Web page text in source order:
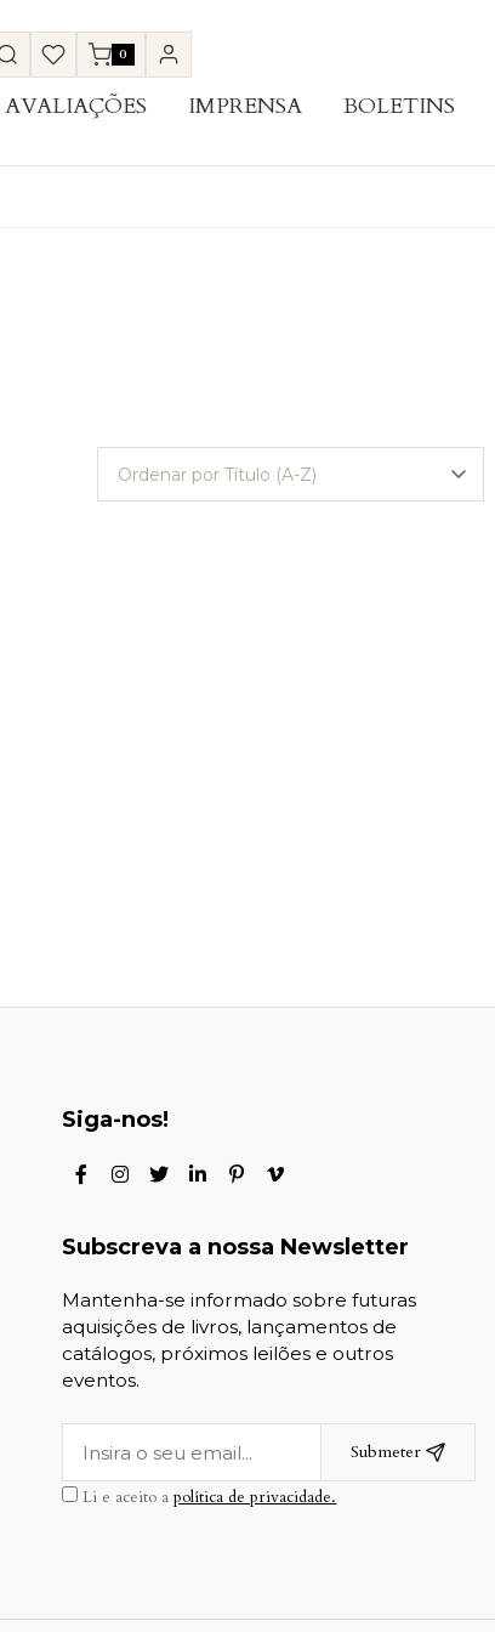
0
AVALIAÇÕES IMPRENSA BOLETINS
Siga-nos!
Subscreva a nossa Newsletter
Mantenha-se informado sobre futuras
aquisições de livros, lançamentos de
catálogos, próximos leilões e outros
eventos.
Submeter
Li e aceito apolítica de privacidade.